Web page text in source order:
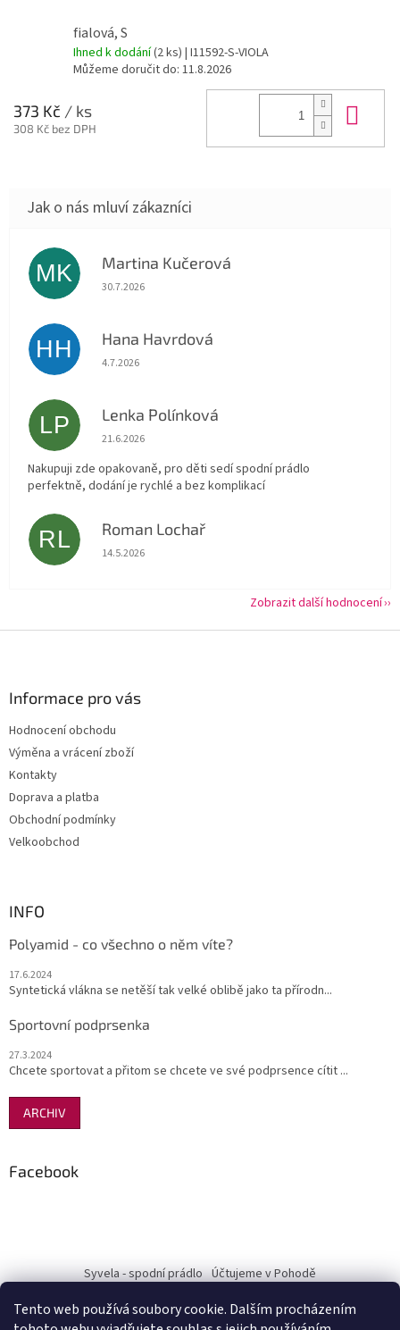
Tento web používá soubory cookie. Dalším procházením
fialová, S
Ihned k dodání(2 ks) | I11592-S-VIOLA
Můžeme doručit do: 11.8.2026
373 Kč / ks
308 Kč bez DPH
MK Martina Kučerová
Hodnocení obchodu je 5 z 5 hvězdiček.
30.7.2026
HH Hana Havrdová
Hodnocení obchodu je 5 z 5 hvězdiček.
4.7.2026
LP Lenka Polínková
Hodnocení obchodu je 5 z 5 hvězdiček.
21.6.2026
Nakupuji zde opakovaně, pro děti sedí spodní prádlo
perfektně, dodání je rychlé a bez komplikací
RL Roman Lochař
Hodnocení obchodu je 5 z 5 hvězdiček.
14.5.2026
Zobrazit další hodnocení
Informace pro vás
Hodnocení obchodu
Výměna a vrácení zboží
Kontakty
Doprava a platba
Obchodní podmínky
Velkoobchod
INFO
Polyamid - co všechno o něm víte?
17.6.2024
Syntetická vlákna se netěší tak velké oblibě jako ta přírodn...
Sportovní podprsenka
27.3.2024
Chcete sportovat a přitom se chcete ve své podprsence cítit ...
ARCHIV
Facebook
Syvela - spodní prádlo Účtujeme v Pohodě